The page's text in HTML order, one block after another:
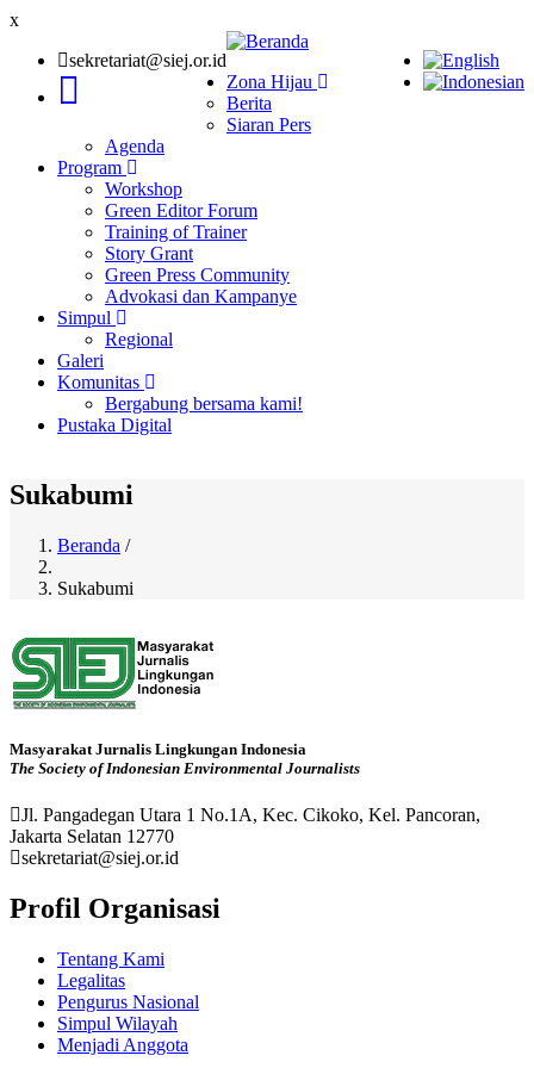
x
sekretariat@siej.or.id
Main
navigation
Zona Hijau
Berita
Siaran Pers
Agenda
Program
Workshop
Green Editor Forum
Training of Trainer
Story Grant
Green Press Community
Advokasi dan Kampanye
Simpul
Regional
Galeri
Komunitas
Bergabung bersama kami!
Pustaka Digital
Sukabumi
Breadcrumb
Beranda /
Sukabumi
Masyarakat Jurnalis Lingkungan Indonesia
The Society of Indonesian Environmental Journalists
Jl. Pangadegan Utara 1 No.1A, Kec. Cikoko, Kel. Pancoran,
Jakarta Selatan 12770
sekretariat@siej.or.id
Profil Organisasi
Tentang Kami
Legalitas
Pengurus Nasional
Simpul Wilayah
Menjadi Anggota